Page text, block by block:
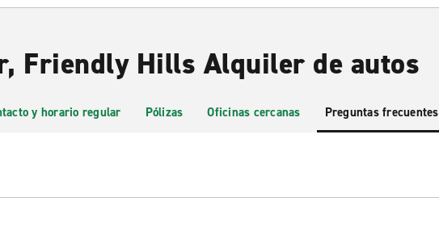
Friendly Hills Alquiler de autos
y horario regular Pólizas Oficinas cercanas Preguntas frecuentes